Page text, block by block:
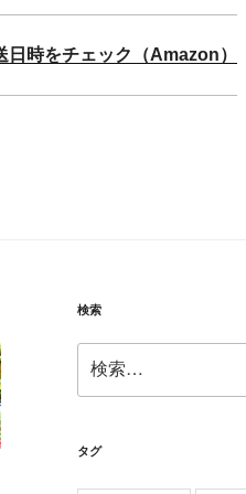
時をチェック（Amazon）
検索
索:
タグ